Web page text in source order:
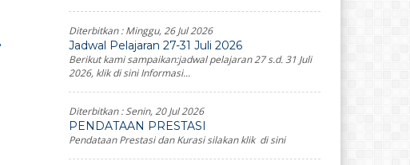
Diterbitkan :Minggu, 26 Jul 2026
Jadwal Pelajaran 27-31 Juli 2026
Berikut kami sampaikan:jadwal pelajaran 27 s.d. 31 Juli
2026, klik di sini Informasi...
Diterbitkan :Senin, 20 Jul 2026
PENDATAAN PRESTASI
Pendataan Prestasi dan Kurasi silakan klik di sini